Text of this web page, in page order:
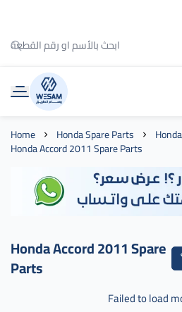
وسام الطريق
Home Honda Spare Parts
Honda Accord 2011 Spare Parts
Honda Accord 2011 Spare
Parts
Failed to load